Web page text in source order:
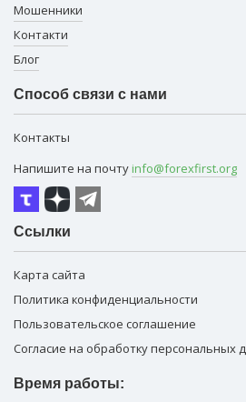
Мошенники
Контакти
Блог
Способ связи с нами
Контакты
Напишите на почту info@forexfirst.org
Ссылки
Карта сайта
Политика конфиденциальности
Пользовательское соглашение
Согласие на обработку персональных
Время работы: